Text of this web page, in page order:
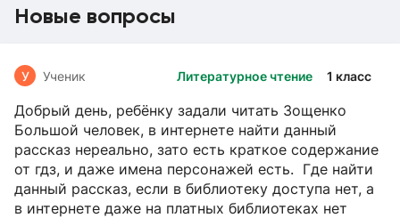
Новые вопросы
Литературное чтение 1 класс
У Ученик
Добрый день, ребёнку задали читать Зощенко
Большой человек, в интернете найти данный
рассказ нереально, зато есть краткое содержание
от гдз, и даже имена персонажей есть. Где найти
данный рассказ, если в библиотеку доступа нет, а
в интернете даже на платных библиотеках нет